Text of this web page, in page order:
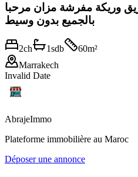
وريكة مفرشة مزان مرحبا
بالجميع بدون وسيط
2ch 1sdb 60m²
Marrakech
Invalid Date
AbrajeImmo
Plateforme immobilière au Maroc
Déposer une annonce